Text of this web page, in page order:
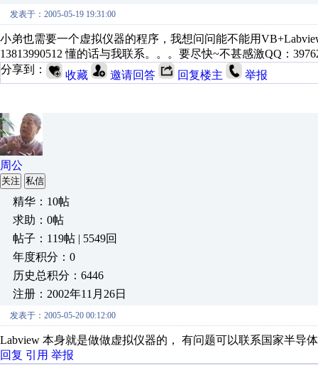
发表于：2005-05-19 19:31:00
小弟也需要一个虚拟仪器的程序，我想问问能不能用
13813990512 懂的话与我联系。。。要尽快~不甚感激QQ：
分享到：
收藏 邀请回答 回复楼主 举报
周公
关注 私信
精华：10帖
求助：0帖
帖子：119帖 | 5549回
年度积分：0
历史总积分：6446
注册：2002年11月26日
发表于：2005-05-20 00:12:00
Labview 本身就是做做虚拟仪器的， 有问题可以联系国家半导
回复 引用 举报